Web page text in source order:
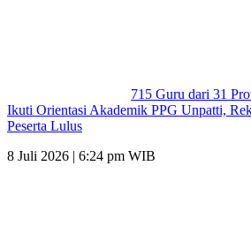
715 Guru dari 31
Ikuti Orientasi Akademik PPG Unpatti,
Peserta Lulus
8 Juli 2026 | 6:24 pm WIB